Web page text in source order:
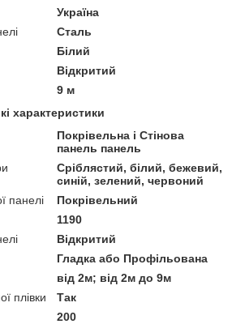
Україна
Сталь
Білий
Відкритий
9 м
характеристики
Покрівельна і Стінова
панель панель
Сріблястий, білий, бежевий,
синій, зелений, червоний
панелі
Покрівельний
1190
Відкритий
Гладка або Профільована
від 2м; від 2м до 9м
плівки
Так
200